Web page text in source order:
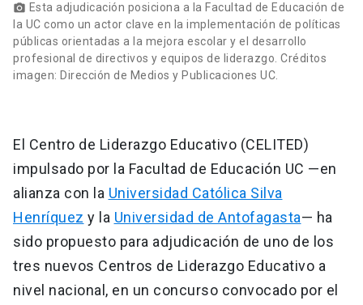
photo_camera Esta adjudicación posiciona a la Facultad de Educación de
la UC como un actor clave en la implementación de políticas
públicas orientadas a la mejora escolar y el desarrollo
profesional de directivos y equipos de liderazgo. Créditos
imagen: Dirección de Medios y Publicaciones UC.
El Centro de Liderazgo Educativo (CELITED)
impulsado por la Facultad de Educación UC —en
alianza con la Universidad Católica Silva
Henríquez y la Universidad de Antofagasta— ha
sido propuesto para adjudicación de uno de los
tres nuevos Centros de Liderazgo Educativo a
nivel nacional, en un concurso convocado por el